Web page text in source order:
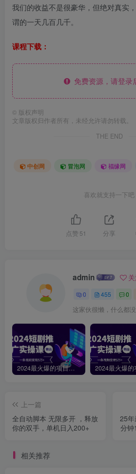
我们的收益不是很豪华，但绝对真实
谓的一天几百几千。
课程下载：
免费资源，请登录
© 版权声明
文章版权归作者所有，未经允许请勿转载。
THE END
中创网 冒泡网 福缘网
喜欢就支持一下吧
点赞 51 分享
admin
0 455 0
这家伙很懒，什么都没
2024最火爆的项目短剧推广实操课，一条视频变现5万+【附软件工具】
上一篇
全自动脚本 无限多开 ，释放
你的双手，单机日入200+
25年
分钟
相关推荐